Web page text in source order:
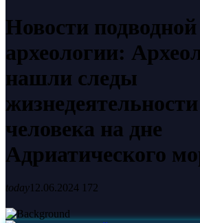
Новости подводной
археологии:
нашли следы
человека на дне
Адриатического
today12.06.2024 172